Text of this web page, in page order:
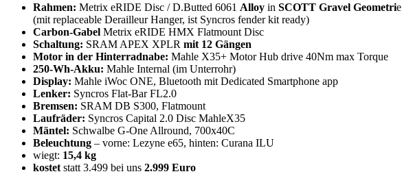
Rahmen: Metrix eRIDE Disc / D.Butted 6061 Alloy in SCOTT Gravel Geometrie
(mit replaceable Derailleur Hanger, ist Syncros fender kit ready)
Carbon-Gabel Metrix eRIDE HMX Flatmount Disc
Schaltung: SRAM APEX XPLR mit 12 Gängen
Motor in der Hinterradnabe: Mahle X35+ Motor Hub drive 40Nm max Torque
250-Wh-Akku: Mahle Internal (im Unterrohr)
Display: Mahle iWoc ONE, Bluetooth mit Dedicated Smartphone app
Lenker: Syncros Flat-Bar FL2.0
Bremsen: SRAM DB S300, Flatmount
Laufräder: Syncros Capital 2.0 Disc MahleX35
Mäntel: Schwalbe G-One Allround, 700x40C
Beleuchtung – vorne: Lezyne e65, hinten: Curana ILU
wiegt: 15,4 kg
kostet statt 3.499 bei uns 2.999 Euro